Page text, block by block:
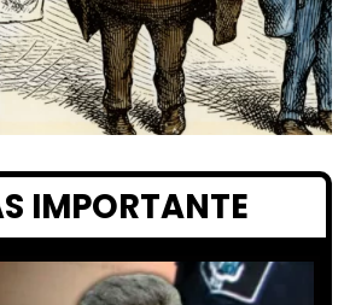
IMPORTANTE